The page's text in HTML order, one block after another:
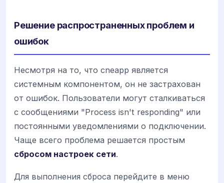
Решение распространенных проблем и
ошибок
Несмотря на то, что cneapp является
системным компонентом, он не застрахован
от ошибок. Пользователи могут сталкиваться
с сообщениями "Process isn't responding" или
постоянными уведомлениями о подключении.
Чаще всего проблема решается простым
сбросом настроек сети.
Для выполнения сброса перейдите в меню